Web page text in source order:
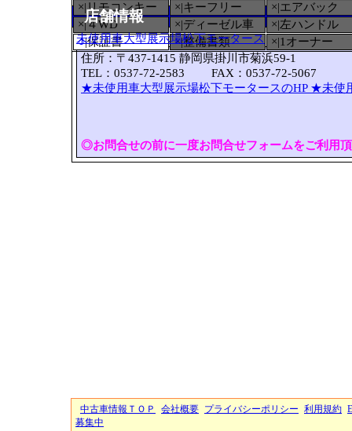
×|リモコンキー
×|キーフリー
×|エアバック
×|４WD
×|ディーゼル車
×|左ハンドル
○|保証書 ×|整備書類 ×|1オーナー
店舗情報
未使用車大型展示場松下モータース
住所：〒437-1415 静岡県掛川市菊浜59-1
TEL：0537-72-2583 FAX：0537-72-5067
★未使用車大型展示場松下モータースのHP ★未使
◎お問合せの前に一度お問合せフォームをご利用
中古車情報ＴＯＰ 会社概要 プライバシーポリシー 利用規約
募集中